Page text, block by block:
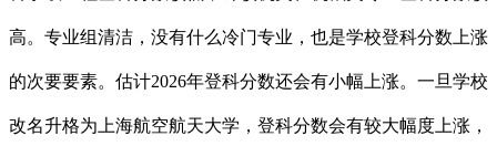
高。专业组清洁，没有什么冷门专业，也是学校登科分数上涨
的次要要素。估计2026年登科分数还会有小幅上涨。一旦学校
改名升格为上海航空航天大学，登科分数会有较大幅度上涨，